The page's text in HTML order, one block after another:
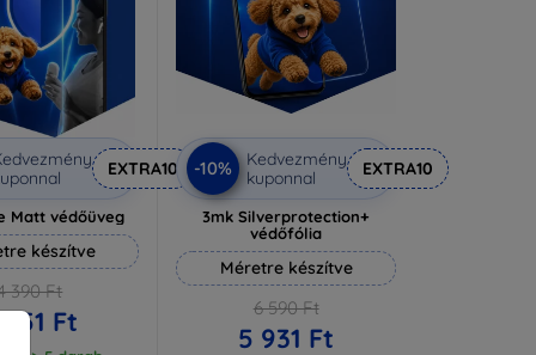
EXTRA10
Matt védőüveg
készítve
390 Ft
Ft
-10%
Kedvezmény
kuponnal
EXTRA10
3mk Silverprotection+
védőfólia
Méretre készítve
6 590 Ft
5 931 Ft